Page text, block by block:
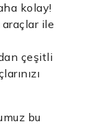
kolay!
araçlar ile
çeşitli
bu